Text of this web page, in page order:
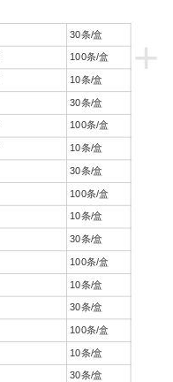
+
30条/盒
100条/盒
10条/盒
30条/盒
100条/盒
10条/盒
30条/盒
100条/盒
10条/盒
30条/盒
100条/盒
10条/盒
30条/盒
100条/盒
10条/盒
30条/盒